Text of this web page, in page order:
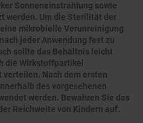
Sonneneinstrahlung sowie
werden. Um die Sterilität der
mikrobielle Verunreinigung
jeder Anwendung fest zu
sollte das Behältnis leicht
die Wirkstoffpartikel
Nach dem ersten
des vorgesehenen
werden. Bewahren Sie das
Reichweite von Kindern auf.